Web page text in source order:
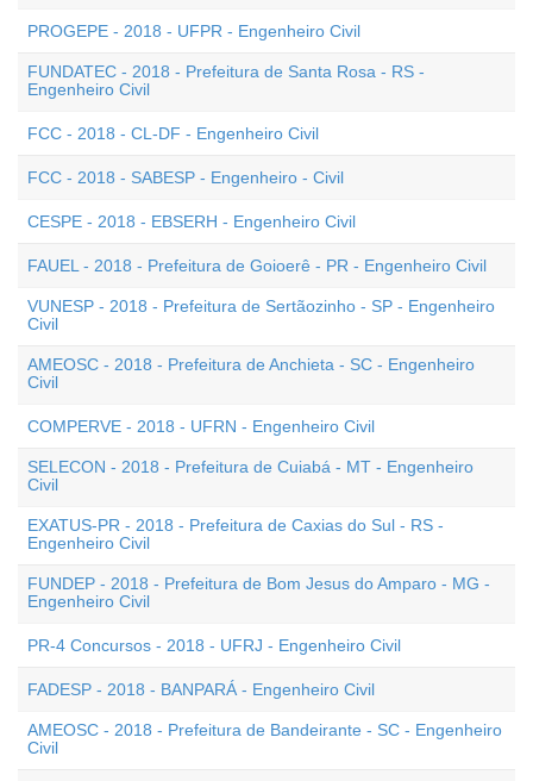
PROGEPE - 2018 - UFPR - Engenheiro Civil
FUNDATEC - 2018 - Prefeitura de Santa Rosa - RS -
Engenheiro Civil
FCC - 2018 - CL-DF - Engenheiro Civil
FCC - 2018 - SABESP - Engenheiro - Civil
CESPE - 2018 - EBSERH - Engenheiro Civil
FAUEL - 2018 - Prefeitura de Goioerê - PR - Engenheiro Civil
VUNESP - 2018 - Prefeitura de Sertãozinho - SP - Engenheiro
Civil
AMEOSC - 2018 - Prefeitura de Anchieta - SC - Engenheiro
Civil
COMPERVE - 2018 - UFRN - Engenheiro Civil
SELECON - 2018 - Prefeitura de Cuiabá - MT - Engenheiro
Civil
EXATUS-PR - 2018 - Prefeitura de Caxias do Sul - RS -
Engenheiro Civil
FUNDEP - 2018 - Prefeitura de Bom Jesus do Amparo - MG -
Engenheiro Civil
PR-4 Concursos - 2018 - UFRJ - Engenheiro Civil
FADESP - 2018 - BANPARÁ - Engenheiro Civil
AMEOSC - 2018 - Prefeitura de Bandeirante - SC - Engenheiro
Civil